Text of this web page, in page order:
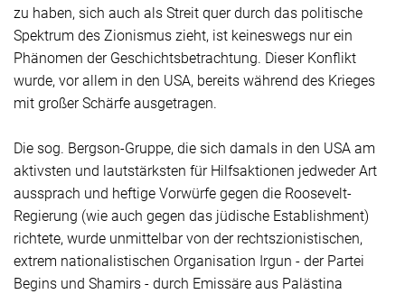
zu haben, sich auch als Streit quer durch das politische
Spektrum des Zionismus zieht, ist keineswegs nur ein
Phänomen der Geschichtsbetrachtung. Dieser Konflikt
wurde, vor allem in den USA, bereits während des Krieges
mit großer Schärfe ausgetragen.
Die sog. Bergson-Gruppe, die sich damals in den USA am
aktivsten und lautstärksten für Hilfsaktionen jedweder Art
aussprach und heftige Vorwürfe gegen die Roosevelt-
Regierung (wie auch gegen das jüdische Establishment)
richtete, wurde unmittelbar von der rechtszionistischen,
extrem nationalistischen Organisation Irgun - der Partei
Begins und Shamirs - durch Emissäre aus Palästina